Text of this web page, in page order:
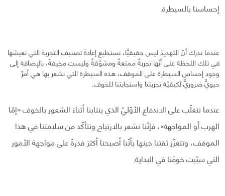
إحساسنا بالسيطرة.
عندما ندرك أنّ التهديدَ ليس حقيقيًّا، نستطيع إعادةَ تصنيف التجربة التي نعيشها
في تلك اللحظة على أنّها تجربةٌ ممتعةٌ ومشوّقةٌ وليست مخيفةً، بالإضافة إلى
وجود إحساس السيطرة على الموقف، هذه السيطرة التي نشعر بها هي أمرٌ
حيويٌّ ضروريٌّ لكيفيّة تجربتنا واستجابتنا للخوف.
عندما نتغلّب على الاندفاع الأوّليّ الذي ينتابنا أثناءَ الشعور بالخوف «إمّا
الهرب أو المواجهة»، فإنّنا نشعر بالارتياح ونتأكّد من سلامتنا في هذا
الموقف، وتتعزّز ثقتنا حينها بأنّنا أصبحنا أكثرَ قدرةً على مواجهة الأمور
التي سبّبت خوفَنا في البداية.